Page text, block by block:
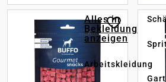
Alles in
Bekleidung
anzeigen
Arbeitskleidung